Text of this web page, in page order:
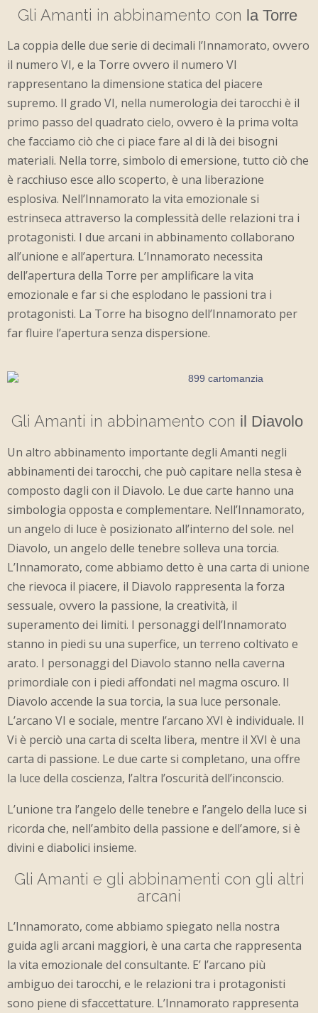
Gli Amanti in abbinamento con la Torre­­­­­­­­
La coppia delle due serie di decimali l’Innamorato, ovvero
il numero VI, e la Torre ovvero il numero VI
rappresentano la dimensione statica del piacere
supremo. Il grado VI, nella numerologia dei tarocchi è il
primo passo del quadrato cielo, ovvero è la prima volta
che facciamo ciò che ci piace fare al di là dei bisogni
materiali. Nella torre, simbolo di emersione, tutto ciò che
è racchiuso esce allo scoperto, è una liberazione
esplosiva. Nell’Innamorato la vita emozionale si
estrinseca attraverso la complessità delle relazioni tra i
protagonisti. I due arcani in abbinamento collaborano
all’unione e all’apertura. L’Innamorato necessita
dell’apertura della Torre per amplificare la vita
emozionale e far si che esplodano le passioni tra i
protagonisti. La Torre ha bisogno dell’Innamorato per
far fluire l’apertura senza dispersione.
Gli Amanti in abbinamento con il Diavolo­­­­­­­­
Un altro abbinamento importante degli Amanti negli
abbinamenti dei tarocchi, che può capitare nella stesa è
composto dagli con il Diavolo. Le due carte hanno una
simbologia opposta e complementare. Nell’Innamorato,
un angelo di luce è posizionato all’interno del sole. nel
Diavolo, un angelo delle tenebre solleva una torcia.
L’Innamorato, come abbiamo detto è una carta di unione
che rievoca il piacere, il Diavolo rappresenta la forza
sessuale, ovvero la passione, la creatività, il
superamento dei limiti. I personaggi dell’Innamorato
stanno in piedi su una superfice, un terreno coltivato e
arato. I personaggi del Diavolo stanno nella caverna
primordiale con i piedi affondati nel magma oscuro. Il
Diavolo accende la sua torcia, la sua luce personale.
L’arcano VI e sociale, mentre l’arcano XVI è individuale. Il
Vi è perciò una carta di scelta libera, mentre il XVI è una
carta di passione. Le due carte si completano, una offre
la luce della coscienza, l’altra l’oscurità dell’inconscio.
L’unione tra l’angelo delle tenebre e l’angelo della luce si
ricorda che, nell’ambito della passione e dell’amore, si è
divini e diabolici insieme.
Gli Amanti e gli abbinamenti con gli altri
arcani
L’Innamorato, come abbiamo spiegato nella nostra
guida agli arcani maggiori, è una carta che rappresenta
la vita emozionale del consultante. E’ l’arcano più
ambiguo dei tarocchi, e le relazioni tra i protagonisti
sono piene di sfaccettature. L’Innamorato rappresenta